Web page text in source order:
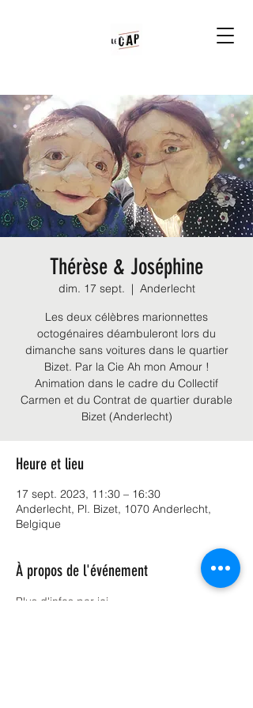
Thérèse & Joséphine
dim. 17 sept.
  |
Anderlecht
Les deux célèbres marionnettes
octogénaires déambuleront lors du
dimanche sans voitures dans le quartier
Bizet. Par la Cie Ah mon Amour !
Animation dans le cadre du Collectif
Carmen et du Contrat de quartier durable
Bizet (Anderlecht)
Heure et lieu
17 sept. 2023, 11:30 – 16:30
Anderlecht, Pl. Bizet, 1070 Anderlecht,
Belgique
À propos de l'événement
Plus d'infos par ici